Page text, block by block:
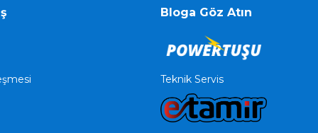
Bloga Göz Atın
Teknik Servis